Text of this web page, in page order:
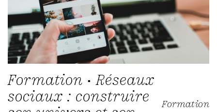
Formation • Réseaux
sociaux : construire
Formation